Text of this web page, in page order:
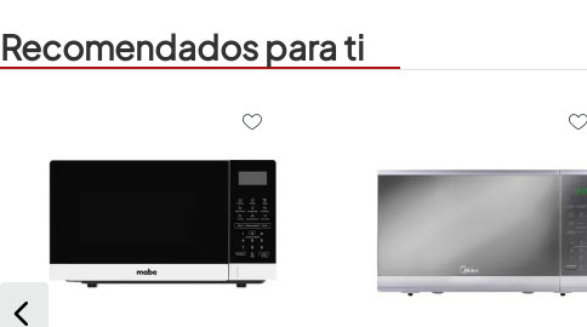
Recomendados para ti